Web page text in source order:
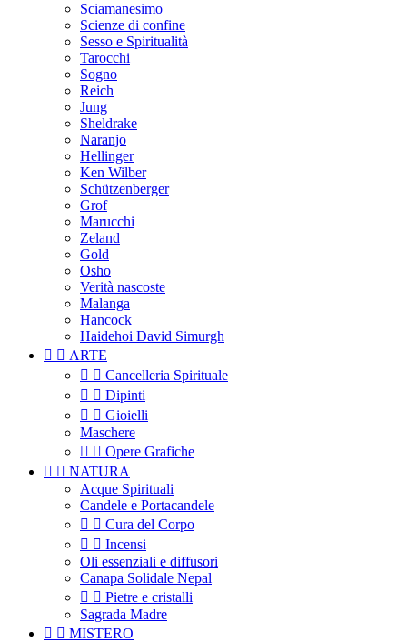
Sciamanesimo
Scienze di confine
Sesso e Spiritualità
Tarocchi
Sogno
Reich
Jung
Sheldrake
Naranjo
Hellinger
Ken Wilber
Schützenberger
Grof
Marucchi
Zeland
Gold
Osho
Verità nascoste
Malanga
Hancock
Haidehoi David Simurgh
  ARTE
  Cancelleria Spirituale
  Dipinti
  Gioielli
Maschere
  Opere Grafiche
  NATURA
Acque Spirituali
Candele e Portacandele
  Cura del Corpo
  Incensi
Oli essenziali e diffusori
Canapa Solidale Nepal
  Pietre e cristalli
Sagrada Madre
  MISTERO